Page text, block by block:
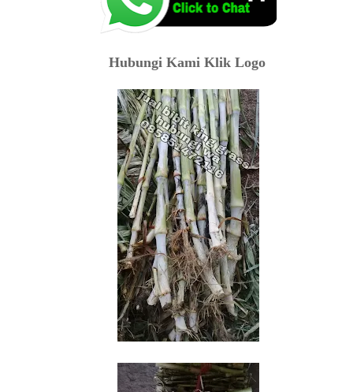
Hubungi Kami Klik Logo